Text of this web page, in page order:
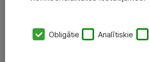
SIA „ATEA”
Obligātie Analītiskie